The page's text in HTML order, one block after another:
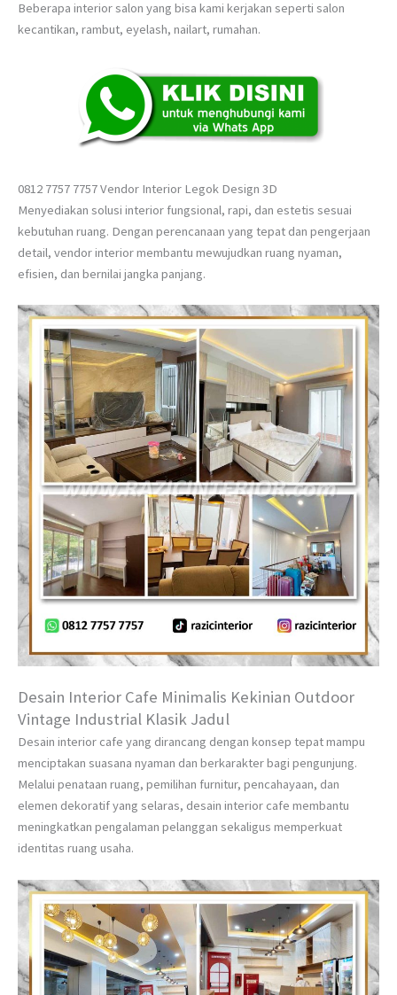
Beberapa interior salon yang bisa kami kerjakan seperti salon
kecantikan, rambut, eyelash, nailart, rumahan.
0812 7757 7757 Vendor Interior Legok Design 3D
Menyediakan solusi interior fungsional, rapi, dan estetis sesuai
kebutuhan ruang. Dengan perencanaan yang tepat dan pengerjaan
detail, vendor interior membantu mewujudkan ruang nyaman,
efisien, dan bernilai jangka panjang.
Desain Interior Cafe Minimalis Kekinian Outdoor
Vintage Industrial Klasik Jadul
Desain interior cafe yang dirancang dengan konsep tepat mampu
menciptakan suasana nyaman dan berkarakter bagi pengunjung.
Melalui penataan ruang, pemilihan furnitur, pencahayaan, dan
elemen dekoratif yang selaras, desain interior cafe membantu
meningkatkan pengalaman pelanggan sekaligus memperkuat
identitas ruang usaha.